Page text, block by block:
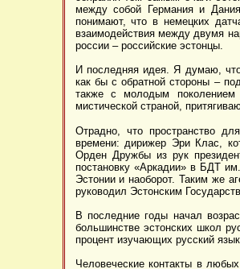
между собой Германия и
понимают, что в немецких
взаимодействия между двумя
россии – российские эстонцы.
И последняя идея. Я думаю,
как бы с обратной стороны –
также с молодым поколением
мистической страной,
Отрадно, что пространство
времени: дирижер Эри Клас,
Орден Дружбы из рук
постановку «Аркадии» в БДТ
Эстонии и наоборот. Таким же
руководил Эстонским
В последние годы начал
большинстве эстонских школ
процент изучающих русский
Человеческие контакты в